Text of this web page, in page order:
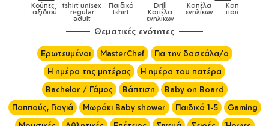
Drill
Καπέλα
Καπέλα
ενηλίκων
Καπέλα
παιδικά Κούπες Κούπες
ειδικές
Θεματικές ενότητες
Ερωτευμένοι MasterChef
Για την δασκάλα/ο
Η ημέρα της μητέρας
Η ημέρα του πατέρα
Bachelor / Γάμος
Βάπτιση
Baby on Board
Παππούς, Γιαγιά
Μωράκι Baby shower Παιδικά 1-5
Gaming